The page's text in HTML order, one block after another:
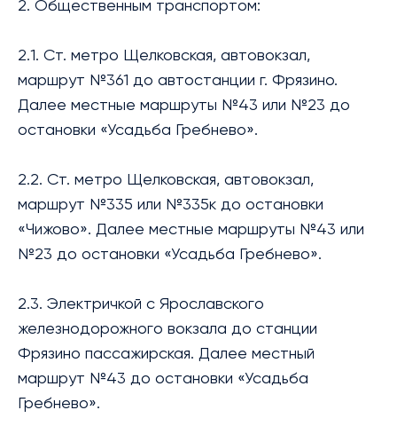
2. Общественным транспортом:
2.1. Ст. метро Щелковская, автовокзал,
маршрут №361 до автостанции г. Фрязино.
Далее местные маршруты №43 или №23 до
остановки «Усадьба Гребнево».
2.2. Ст. метро Щелковская, автовокзал,
маршрут №335 или №335к до остановки
«Чижово». Далее местные маршруты №43 или
№23 до остановки «Усадьба Гребнево».
2.3. Электричкой с Ярославского
железнодорожного вокзала до станции
Фрязино пассажирская. Далее местный
маршрут №43 до остановки «Усадьба
Гребнево».